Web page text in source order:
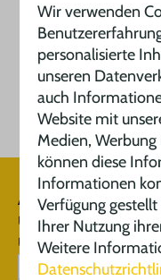
Abonnieren Sie
Und verpassen Sie
Updates und Angebote
Wir verwenden
personalisierte
unseren
auch
Website mit
Medien,
können diese
Informationen
Verfügung
Ihrer Nutzung
Weitere